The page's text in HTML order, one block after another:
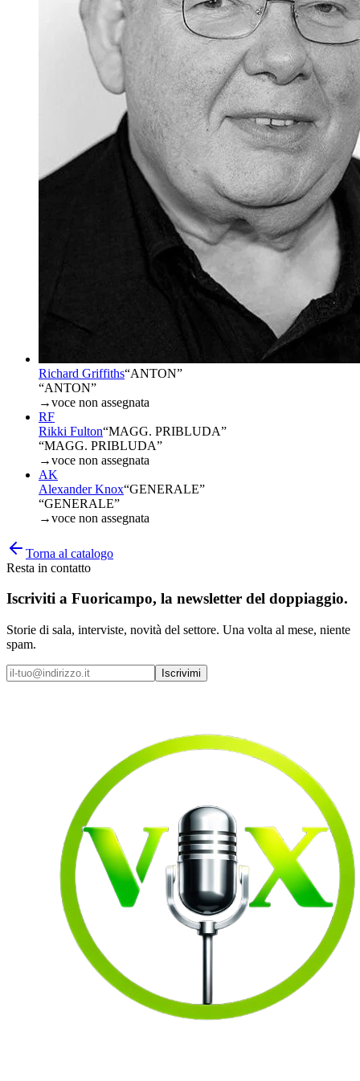
Richard Griffiths“ANTON”
“ANTON”
→voce non assegnata
RF
Rikki Fulton“MAGG. PRIBLUDA”
“MAGG. PRIBLUDA”
→voce non assegnata
AK
Alexander Knox“GENERALE”
“GENERALE”
→voce non assegnata
Torna al catalogo
Resta in contatto
Iscriviti a Fuoricampo, la newsletter del doppiaggio.
Storie di sala, interviste, novità del settore. Una volta al mese, niente
spam.
Iscrivimi